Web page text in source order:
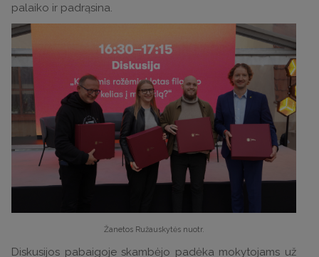
palaiko ir padrąsina.
Žanetos Ružauskytės nuotr.
Diskusijos pabaigoje skambėjo padėka mokytojams už